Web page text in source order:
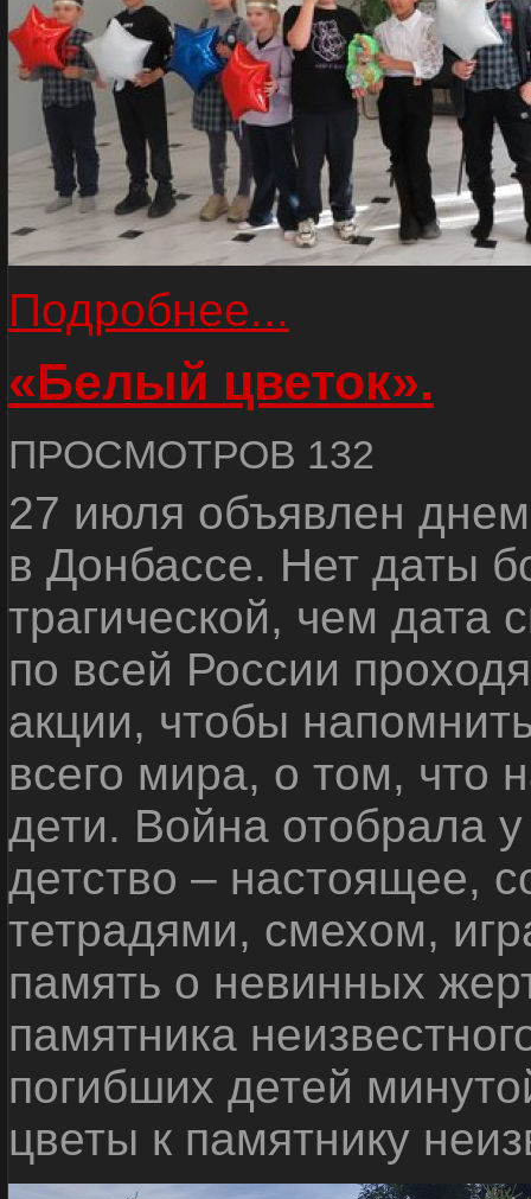
Подробнее...
«Белый цветок».
ПРОСМОТРОВ 132
27 июля объявлен
в Донбассе. Нет даты
трагической, чем дата
по всей России
акции, чтобы
всего мира, о том, что
дети. Война отобрала
детство – настоящее,
тетрадями, смехом,
память о невинных
памятника
погибших детей
цветы к памятнику